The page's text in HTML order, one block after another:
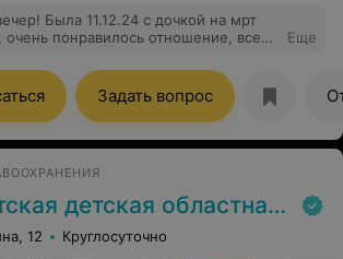
Была 11.12.24 с дочкой на мрт
очень понравилось отношение, все
Еще
Задать вопрос
детская областная больница
12 Круглосуточно